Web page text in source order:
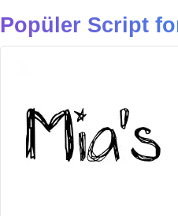
Popüler Script